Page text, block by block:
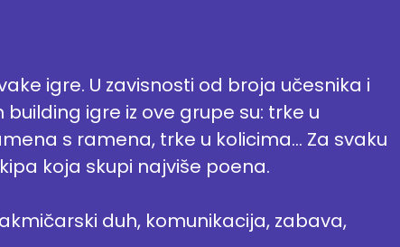
igre. U zavisnosti od broja učesnika i
igre iz ove grupe su: trke u
s ramena, trke u kolicima… Za svaku
koja skupi najviše poena.
duh, komunikacija, zabava,